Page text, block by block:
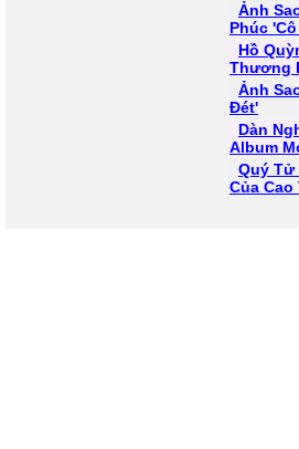
Ảnh
Phúc
Hồ
Thương
Ảnh
Đét'
Dàn
Album
Quý Tử
Của Cao